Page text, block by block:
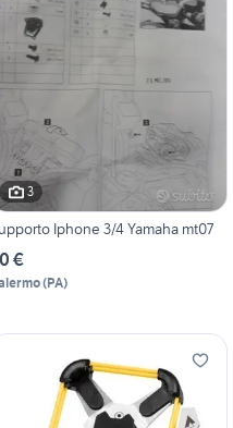
3
Iphone 3/4 Yamaha mt07
€
(PA)